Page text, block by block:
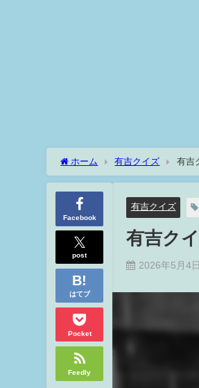
ホーム 有吉クイズ 有吉
Facebook
post
はてブ
Pocket
Feedly
有吉クイズ
有吉ク
2026年5月4日